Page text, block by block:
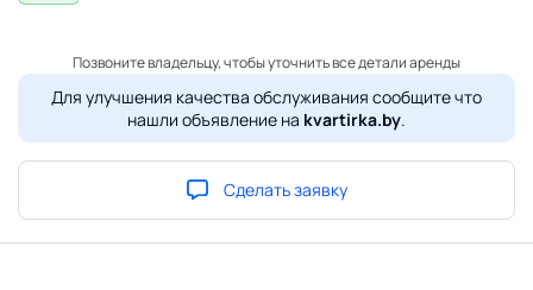
Позвоните владельцу, чтобы уточнить все детали аренды
Для улучшения качества обслуживания сообщите что
нашли объявление на kvartirka.by.
Сделать заявку